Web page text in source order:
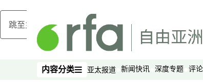
跳至主内容
内容分类
内容分类 亚太报道 新闻快讯 深度专题 评论